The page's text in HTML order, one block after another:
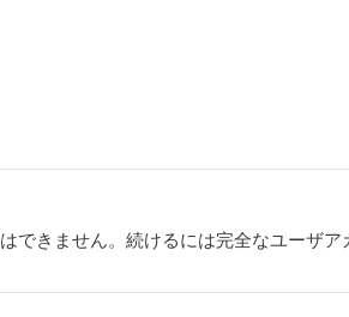
きません。続けるには完全なユーザア